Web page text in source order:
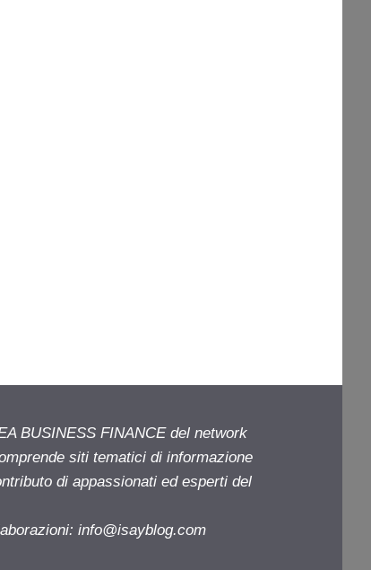
BUSINESS FINANCE del network
siti tematici di informazione
di appassionati ed esperti del
info@isayblog.com